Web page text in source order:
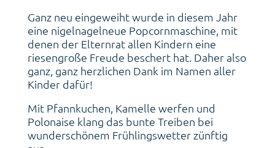
Ganz neu eingeweiht wurde in diesem Jahr
eine nigelnagelneue Popcornmaschine, mit
denen der Elternrat allen Kindern eine
riesengroße Freude beschert hat. Daher also
ganz, ganz herzlichen Dank im Namen aller
Kinder dafür!
Mit Pfannkuchen, Kamelle werfen und
Polonaise klang das bunte Treiben bei
wunderschönem Frühlingswetter zünftig